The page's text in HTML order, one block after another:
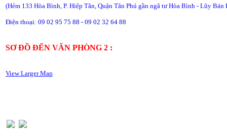
(Hẻm 133 Hòa Bình, P. Hiệp Tân, Quận Tân Phú gần ngã tư Hòa Bình - Lũy Bán
Điện thoại: 09 02 95 75 88 - 09 02 32 64 88
SƠ ĐỒ ĐẾN VĂN PHÒNG 2 :
View Larger Map